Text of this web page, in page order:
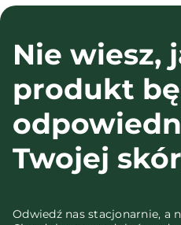
Nie wiesz,
produkt
Twojej
Odwiedź nas stacjonarnie, a